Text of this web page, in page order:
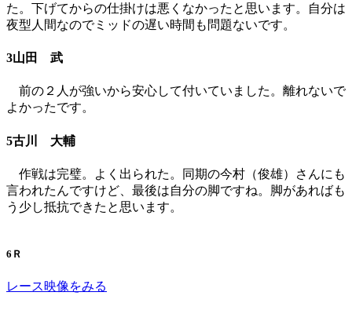
た。下げてからの仕掛けは悪くなかったと思います。自分は
夜型人間なのでミッドの遅い時間も問題ないです。
3山田 武
前の２人が強いから安心して付いていました。離れないで
よかったです。
5古川 大輔
作戦は完璧。よく出られた。同期の今村（俊雄）さんにも
言われたんですけど、最後は自分の脚ですね。脚があればも
う少し抵抗できたと思います。
6Ｒ
レース映像をみる